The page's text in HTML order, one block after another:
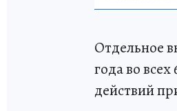
Отдельное
года во
действий